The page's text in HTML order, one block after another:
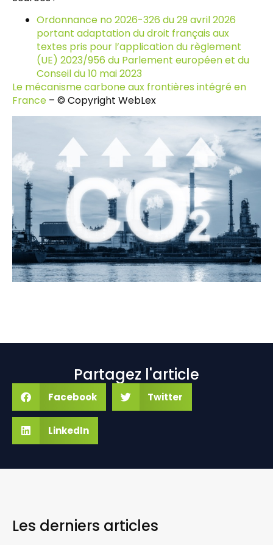
Ordonnance no 2026-326 du 29 avril 2026
portant adaptation du droit français aux
textes pris pour l’application du règlement
(UE) 2023/956 du Parlement européen et du
Conseil du 10 mai 2023
Le mécanisme carbone aux frontières intégré en
France – © Copyright WebLex
Partagez l'article
Facebook Twitter
LinkedIn
Les derniers articles